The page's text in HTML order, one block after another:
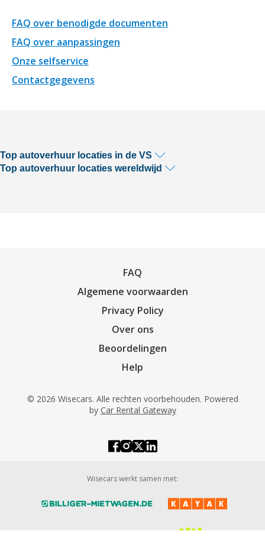
FAQ over benodigde documenten
FAQ over aanpassingen
Onze selfservice
Contactgegevens
Top autoverhuur locaties in de VS
Top autoverhuur locaties wereldwijd
FAQ
Algemene voorwaarden
Privacy Policy
Over ons
Beoordelingen
Help
© 2026 Wisecars. Alle rechten voorbehouden. Powered
by Car Rental Gateway
Wisecars werkt samen met: